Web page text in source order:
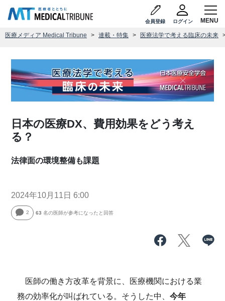
会員登録 ログイン
医療メディア Medical Tribune 連載・特集 医療法学で考える臨床の未来
日本の医療DX、費用効果をどう考え
る？
法律面の環境整備も課題
2024年10月11日 6:00
2 63 名の医師が参考になったと回答
医師の働き方改革を背景に、医療機関における業
務の効率化が叫ばれている。そうした中、今年